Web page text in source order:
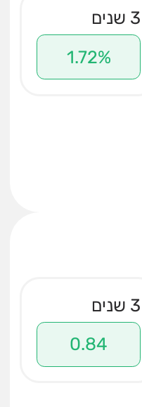
3 שנים
1.72%
3 שנים
0.84